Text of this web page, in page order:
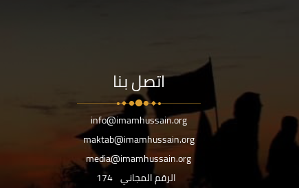
اتصل بنا
info@imamhussain.org
maktab@imamhussain.org
media@imamhussain.org
الرقم المجاني 174